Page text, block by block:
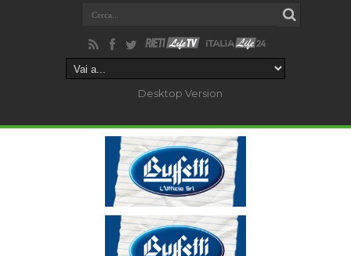
Desktop Version